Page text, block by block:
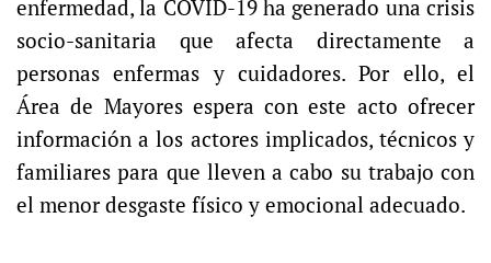
enfermedad, la COVID-19 ha generado una crisis
socio-sanitaria que afecta directamente a
personas enfermas y cuidadores. Por ello, el
Área de Mayores espera con este acto ofrecer
información a los actores implicados, técnicos y
familiares para que lleven a cabo su trabajo con
el menor desgaste físico y emocional adecuado.